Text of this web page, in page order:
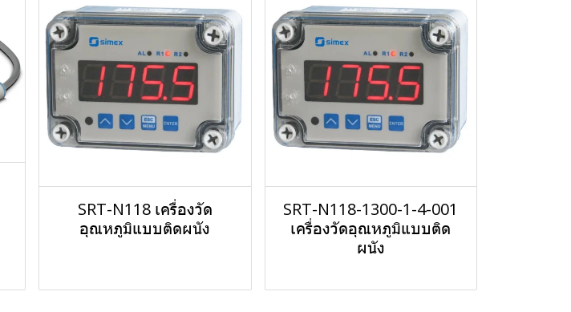
SRT-N118 เครื่องวัด
อุณหภูมิแบบติดผนัง
SRT-N118-1300-1-4-001
เครื่องวัดอุณหภูมิแบบติด
ผนัง